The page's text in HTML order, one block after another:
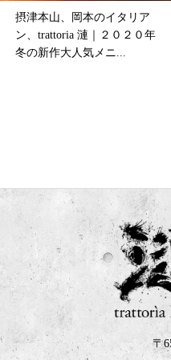
摂津本山、岡本のイタリア
ン、trattoria 漣｜２０２０年
冬の新作大人気メニ...
〒